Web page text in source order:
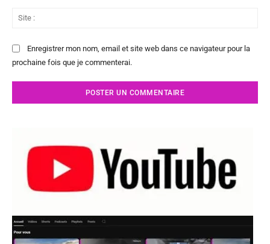
Enregistrer mon nom, email et site web dans ce navigateur pour la
prochaine fois que je commenterai.